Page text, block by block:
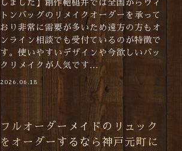
しました】創作鞄槌井では全国からヴィ
トンバッグのリメイクオーダーを承って
おり非常に需要が多いため遠方の方もオ
ンライン相談でも受付ているのが特徴で
す。使いやすいデザインや今欲しいバッ
クリメイクが人気です...
2026.06.18
フルオーダーメイドのリュック
をオーダーするなら神戸元町に